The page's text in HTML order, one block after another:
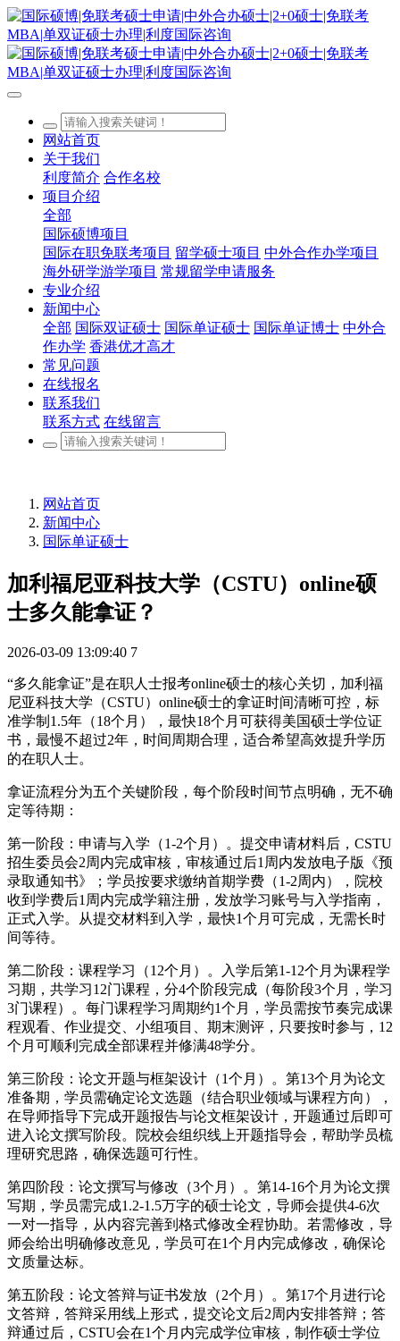
网站首页
关于我们
利度简介 合作名校
项目介绍
全部
国际硕博项目
国际在职免联考项目 留学硕士项目 中外合作办学项目
海外研学游学项目 常规留学申请服务
专业介绍
新闻中心
全部 国际双证硕士 国际单证硕士 国际单证博士 中外合
作办学 香港优才高才
常见问题
在线报名
联系我们
联系方式 在线留言
网站首页
新闻中心
国际单证硕士
加利福尼亚科技大学（CSTU）online硕
士多久能拿证？
2026-03-09 13:09:40 7
“多久能拿证”是在职人士报考online硕士的核心关切，加利福
尼亚科技大学（CSTU）online硕士的拿证时间清晰可控，标
准学制1.5年（18个月），最快18个月可获得美国硕士学位证
书，最慢不超过2年，时间周期合理，适合希望高效提升学历
的在职人士。
拿证流程分为五个关键阶段，每个阶段时间节点明确，无不确
定等待期：
第一阶段：申请与入学（1-2个月）。提交申请材料后，CSTU
招生委员会2周内完成审核，审核通过后1周内发放电子版《预
录取通知书》；学员按要求缴纳首期学费（1-2周内），院校
收到学费后1周内完成学籍注册，发放学习账号与入学指南，
正式入学。从提交材料到入学，最快1个月可完成，无需长时
间等待。
第二阶段：课程学习（12个月）。入学后第1-12个月为课程学
习期，共学习12门课程，分4个阶段完成（每阶段3个月，学习
3门课程）。每门课程学习周期约1个月，学员需按节奏完成课
程观看、作业提交、小组项目、期末测评，只要按时参与，12
个月可顺利完成全部课程并修满48学分。
第三阶段：论文开题与框架设计（1个月）。第13个月为论文
准备期，学员需确定论文选题（结合职业领域与课程方向），
在导师指导下完成开题报告与论文框架设计，开题通过后即可
进入论文撰写阶段。院校会组织线上开题指导会，帮助学员梳
理研究思路，确保选题可行性。
第四阶段：论文撰写与修改（3个月）。第14-16个月为论文撰
写期，学员需完成1.2-1.5万字的硕士论文，导师会提供4-6次
一对一指导，从内容完善到格式修改全程协助。若需修改，导
师会给出明确修改意见，学员可在1个月内完成修改，确保论
文质量达标。
第五阶段：论文答辩与证书发放（2个月）。第17个月进行论
文答辩，答辩采用线上形式，提交论文后2周内安排答辩；答
辩通过后，CSTU会在1个月内完成学位审核，制作硕士学位